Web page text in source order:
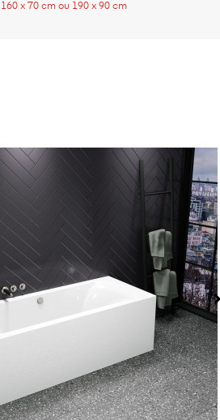
x 70 cm ou 190 x 90 cm